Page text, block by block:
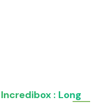
: Long